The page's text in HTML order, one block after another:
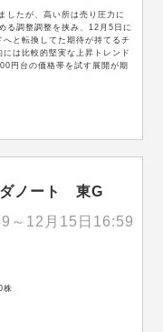
したが、高い所は売り圧力に
る調整調整を挟み、12月5日に
と転換してた期待が持てるチ
は比較的堅実な上昇トレンド
円台の価格帯を試す展開が期
ダノート 東G
～12月15日16:59
株